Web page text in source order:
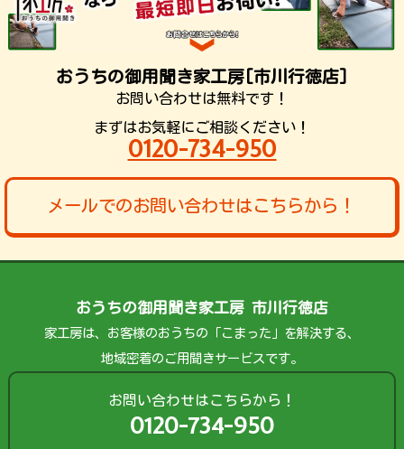
おうちの御用聞き家工房[市川行徳店]
お問い合わせは無料です！
まずはお気軽にご相談ください！
0120-734-950
メールでのお問い合わせはこちらから！
おうちの御用聞き家工房 市川行徳店
家工房は、お客様のおうちの「こまった」を解決する、
地域密着のご用聞きサービスです。
お問い合わせはこちらから！
0120-734-950